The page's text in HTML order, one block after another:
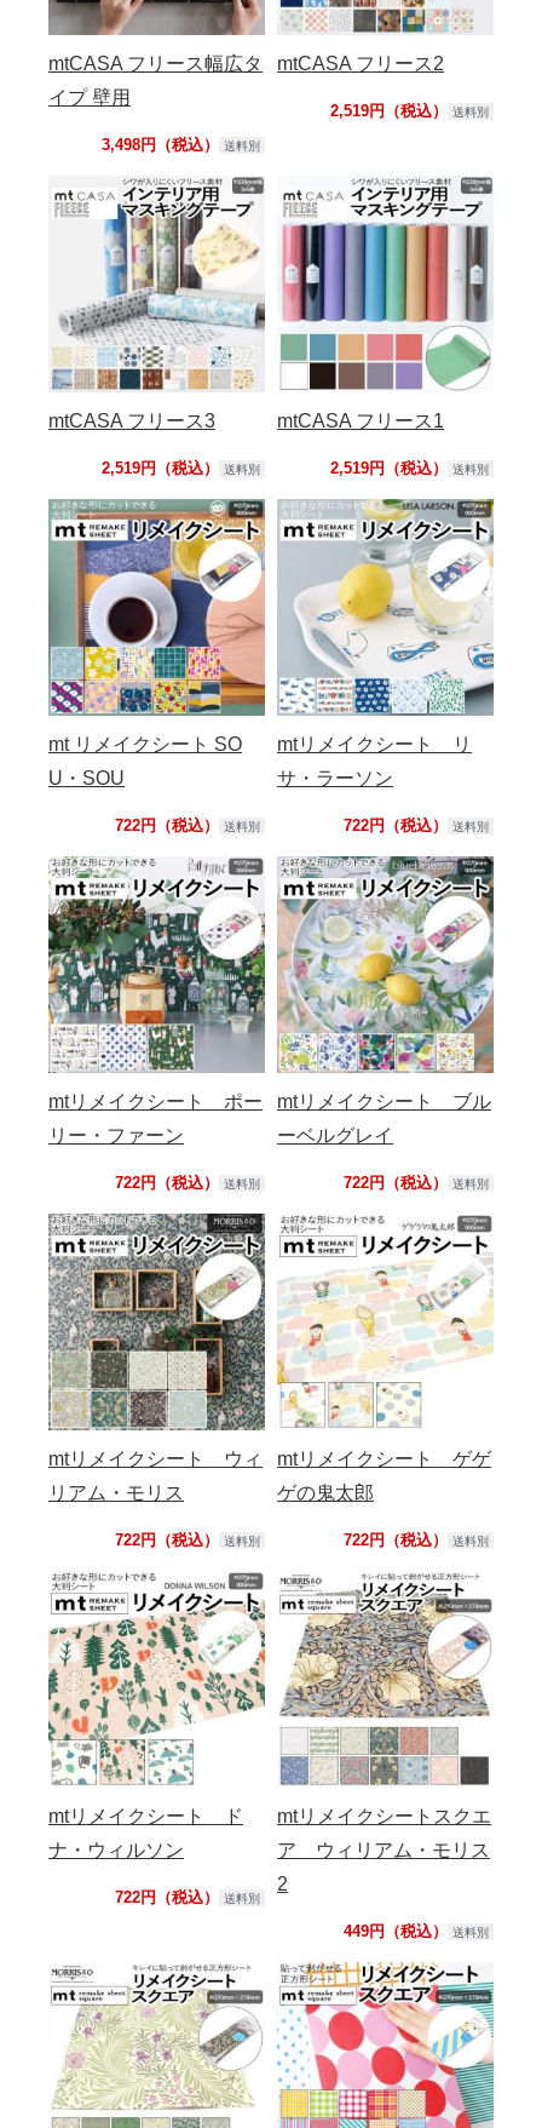
mtCASA フリース幅広タ
イプ 壁用
3,498円（税込） 送料別
mtCASA フリース2
2,519円（税込） 送料別
mtCASA フリース3
2,519円（税込） 送料別
mtCASA フリース1
2,519円（税込） 送料別
mt リメイクシート SO
U・SOU
722円（税込） 送料別
mtリメイクシート リ
サ・ラーソン
722円（税込） 送料別
mtリメイクシート ポー
リー・ファーン
722円（税込） 送料別
mtリメイクシート ブル
ーベルグレイ
722円（税込） 送料別
mtリメイクシート ウィ
リアム・モリス
722円（税込） 送料別
mtリメイクシート ゲゲ
ゲの鬼太郎
722円（税込） 送料別
mtリメイクシート ド
ナ・ウィルソン
722円（税込） 送料別
mtリメイクシートスクエ
ア ウィリアム・モリス
2
449円（税込） 送料別